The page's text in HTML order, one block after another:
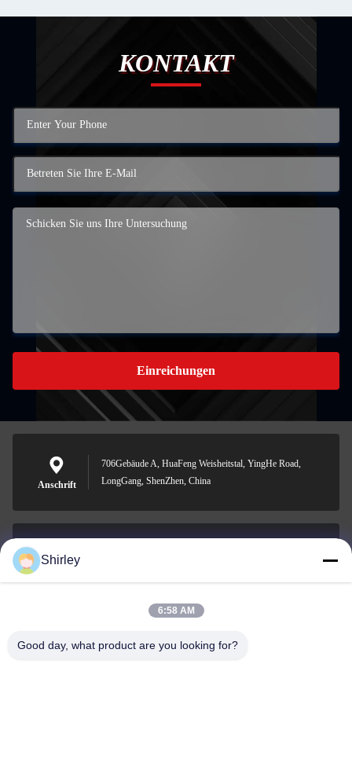
KONTAKT
Einreichungen
Anschrift
706Gebäude A, HuaFeng Weisheitstal, YingHe Road,
LongGang, ShenZhen, China
E-Mail-Adresse
0086-18148506772
Shirley
6:58 AM
Good day, what product are you looking for?